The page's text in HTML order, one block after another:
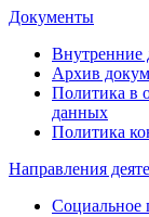
Документы
Внутренние
Архив
Политика в
данных
Политика
Направления
Социальное